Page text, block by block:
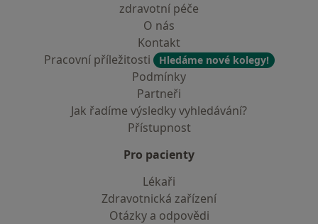
zdravotní péče
O nás
Kontakt
Pracovní příležitosti
Hledáme nové kolegy!
Podmínky
Partneři
Jak řadíme výsledky vyhledávání?
Přístupnost
Pro pacienty
Lékaři
Zdravotnická zařízení
Otázky a odpovědi